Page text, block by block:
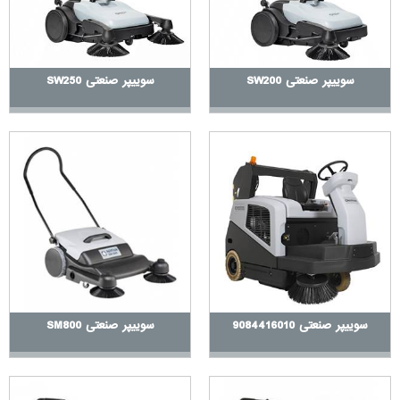
معمولاً قیمت بالاتری دارند.
مواد و ساختار: کیفیت و نوع مواد استفاده شده در ساخت دستگاه، از
جمله جنس برس‌ها، مواد بدنه، و قطعات دیگر، تأثیر زیادی بر قیمت
دارد. دستگاه‌های ساخته شده از مواد با کیفیت بالاتر معمولاً قیمت
بیشتری دارند.
برند و سازنده: برند و اعتبار سازنده نیز نقش مهمی در تعیین قیمت
دستگاه دارد. برندهای معتبر معمولاً قیمت‌های بالاتری دارند، زیرا کیفیت
و خدمات پس از فروش آن‌ها تضمین شده است.
خدمات پس از فروش و گارانتی: پوشش خدمات پس از فروش، گارانتی، و
هزینه‌های نگهداری و تعمیرات می‌تواند بر قیمت نهایی دستگاه تأثیر
بگذارد. دستگاه‌هایی که با خدمات و گارانتی بیشتری عرضه می‌شوند،
معمولاً قیمت بالاتری دارند.
سوییپر صنعتی SW200 سوییپر صنعتی SW250
سوییپر صنعتی 9084416010 سوییپر صنعتی SM800